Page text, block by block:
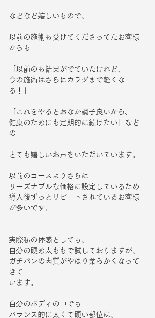
などなど嬉しいもので、
以前の施術も受けてくださってたお客様
からも
「以前のも結果がでていたけれど、
今の施術はさらにカラダまで軽くな
る！」
「これをやるとおなか調子良いから、
健康のためにも定期的に続けたい」など
の
とても嬉しいお声をいただいています。
以前のコースよりさらに
リーズナブルな価格に設定しているため
導入後ずっとリピートされているお客様
が多いです。
実際私の体感としても、
自分の硬め太ももで試しておりますが、
ガチパンの肉質がやはり柔らかくなって
きて
います。
自分のボディの中でも
バランス的に太くて硬い部位は、